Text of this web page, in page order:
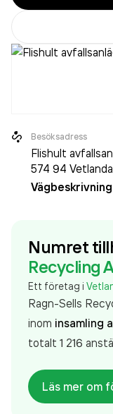
Besöksadress
Flishult
574 94 Vetlanda
Vägbeskrivning
Numret
Recycling
Ett företag i
Ragn-Sells
inom insamling
totalt 1 216
jobbade 1 261
aktiebolag som
Läs mer om